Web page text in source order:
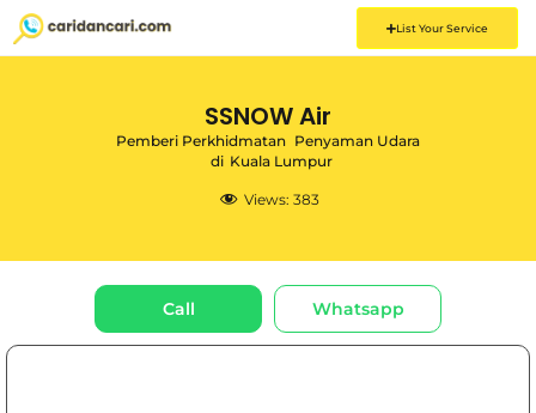
List Your Service
SSNOW Air
Pemberi Perkhidmatan Penyaman Udara
di Kuala Lumpur
Views: 383
Call Whatsapp